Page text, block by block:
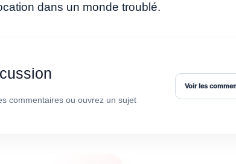
dans un monde troublé.
commentaires ou ouvrez un sujet
Voir les